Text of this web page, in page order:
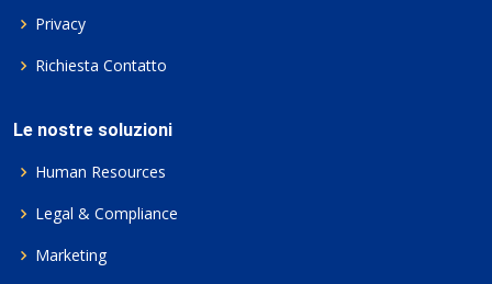
Privacy
Richiesta Contatto
Le nostre soluzioni
Human Resources
Legal & Compliance
Marketing